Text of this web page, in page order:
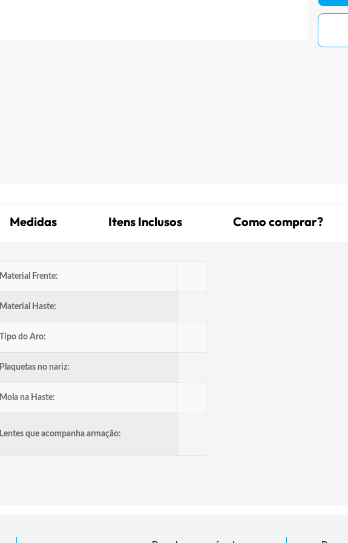
Medidas Itens Inclusos Como comprar?
Material Frente:
Material Haste:
Tipo do Aro:
Plaquetas no nariz:
Mola na Haste:
Lentes que acompanha armação: